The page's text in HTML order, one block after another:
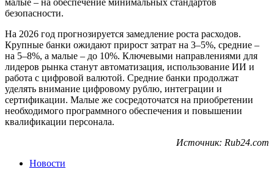
безопасности.
На 2026 год прогнозируется замедление роста расходов.
Крупные банки ожидают прирост затрат на 3–5%, средние –
на 5–8%, а малые – до 10%. Ключевыми направлениями для
лидеров рынка станут автоматизация, использование ИИ и
работа с цифровой валютой. Средние банки продолжат
уделять внимание цифровому рублю, интеграции и
сертификации. Малые же сосредоточатся на приобретении
необходимого программного обеспечения и повышении
квалификации персонала.
Источник: Rub24.com
Новости